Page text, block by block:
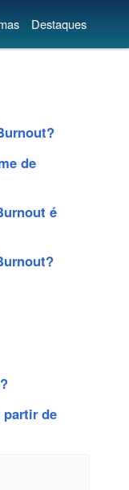
Destaques
de
é
de